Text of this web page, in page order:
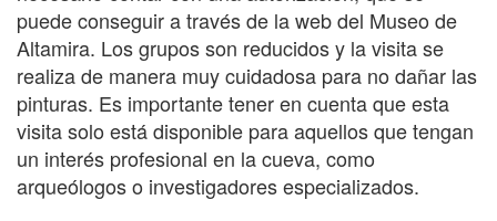
puede conseguir a través de la web del Museo de
Altamira. Los grupos son reducidos y la visita se
realiza de manera muy cuidadosa para no dañar las
pinturas. Es importante tener en cuenta que esta
visita solo está disponible para aquellos que tengan
un interés profesional en la cueva, como
arqueólogos o investigadores especializados.